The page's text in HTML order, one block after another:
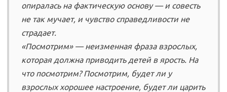
опиралась на фактическую основу — и совесть
не так мучает, и чувство справедливости не
страдает.
«Посмотрим» — неизменная фраза взрослых,
которая должна приводить детей в ярость. На
что посмотрим? Посмотрим, будет ли у
взрослых хорошее настроение, будет ли царить